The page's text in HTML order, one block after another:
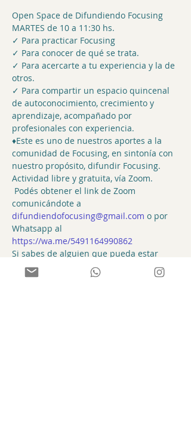
Open Space de Difundiendo Focusing
MARTES de 10 a 11:30 hs.
✓ Para practicar Focusing
✓ Para conocer de qué se trata.
✓ Para acercarte a tu experiencia y la de
otros.
✓ Para compartir un espacio quincenal
de autoconocimiento, crecimiento y
aprendizaje, acompañado por
profesionales con experiencia.
♦Este es uno de nuestros aportes a la
comunidad de Focusing, en sintonía con
nuestro propósito, difundir Focusing.
Actividad libre y gratuita, vía Zoom.
Podés obtener el link de Zoom
comunicándote a
difundiendofocusing@gmail.com o por
Whatsapp al
https://wa.me/5491164990862
Si sabes de alguien que pueda estar
interesado/a, por favor, compartile esta
info.